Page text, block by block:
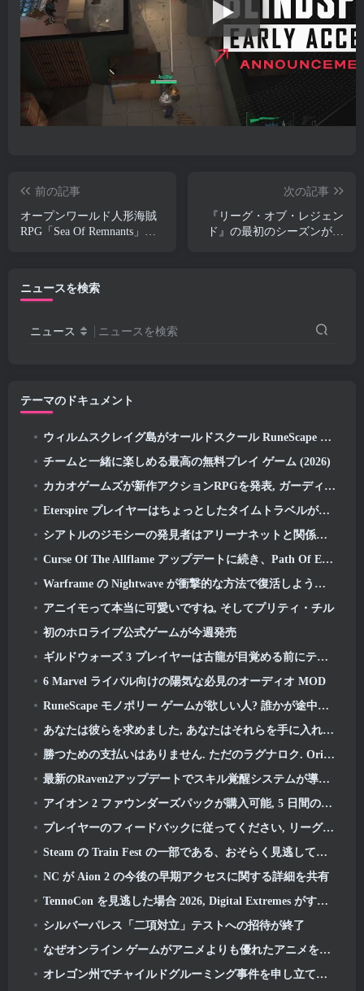
前の記事
オープンワールド人形海賊
RPG「Sea Of Remnants」の
次の記事
『リーグ・オブ・レジェン
ド』の最初のシーズンが開
ニュースを検索
ニュース ニュースを検索
テーマのドキュメント
ウィルムスクレイグ島がオールドスクール RuneScape で探索できるようになりました
チームと一緒に楽しめる最高の無料プレイ ゲーム (2026)
カカオゲームズが新作アクションRPGを発表, ガーディアンメイデン
Eterspire プレイヤーはちょっとしたタイムトラベルができるようになりました…お楽しみとして
シアトルのジモシーの発見者はアリーナネットと関係がある, もちろん、彼らはそれをギルドウォーズに追加しています 2
Curse Of The Allflame アップデートに続き、Path Of Exile がフィードバックに基づいていくつかの変更を発表
Warframe の Nightwave が衝撃的な方法で復活しようとしている
アニイモって本当に可愛いですね, そしてプリティ・チル
初のホロライブ公式ゲームが今週発売
ギルドウォーズ 3 プレイヤーは古龍が目覚める前にティリアの世界を体験できるようになります
6 Marvel ライバル向けの陽気な必見のオーディオ MOD
RuneScape モノポリー ゲームが欲しい人? 誰かが途中にいるから
あなたは彼らを求めました, あなたはそれらを手に入れています. ドラゴンがアルビオンオンラインにやってくる
勝つための支払いはありません. ただのラグナロク. Origin Classic が 7 月に発売 23
最新のRaven2アップデートでスキル覚醒システムが導入, プレイヤーにスキルを向上させるためのより多くの方法を提供する
アイオン 2 ファウンダーズパックが購入可能, 5 日間の早期アクセスが完了します
プレイヤーのフィードバックに従ってください, リーグ・オブ・レジェンドのクラシックプレイヤーはクラシックスキンにお金を払う必要がありません
Steam の Train Fest の一部である、おそらく見逃している 8 つの無料プレイ ゲーム
NC が Aion 2 の今後の早期アクセスに関する詳細を共有
TennoCon を見逃した場合 2026, Digital Extremes がすべてのパネルを共有
シルバーパレス「二項対立」テストへの招待が終了
なぜオンライン ゲームがアニメよりも優れたアニメを作るのか
オレゴン州でチャイルドグルーミング事件を申し立て、Robloxに対して新たな訴訟を起こす